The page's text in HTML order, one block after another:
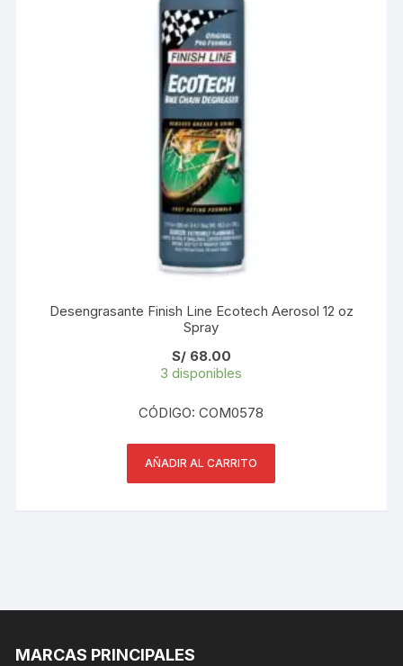
Desengrasante Finish Line Ecotech Aerosol 12 oz
Spray
S/68.00
3 disponibles
CÓDIGO: COM0578
AÑADIR AL CARRITO
MARCAS PRINCIPALES